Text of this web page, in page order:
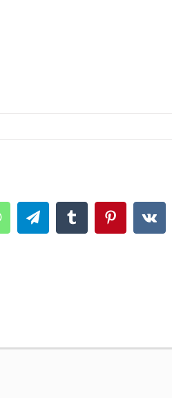
TelegramTumblrPinterest
Vk